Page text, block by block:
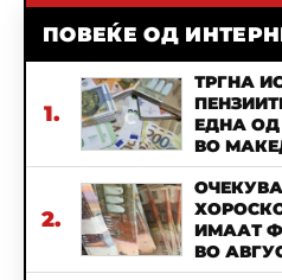
ПОВЕЌЕ ОД
1.
ТРГНА
ЕДНА ОД
ВО
2.
ИМААТ
ВО